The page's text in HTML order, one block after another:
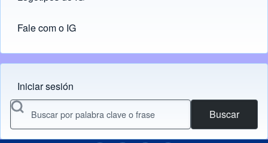
Fale com o IG
Menu do usuário
Iniciar sesión
Buscar